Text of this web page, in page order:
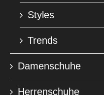
Styles
Trends
Damenschuhe
Herrenschuhe